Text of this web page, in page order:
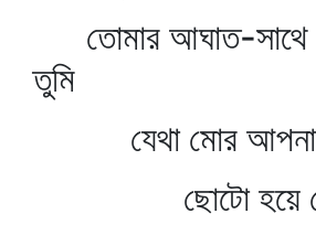
তোমার আঘাত-সাথে
তুমি
যেথা মোর
ছোটো হয়ে